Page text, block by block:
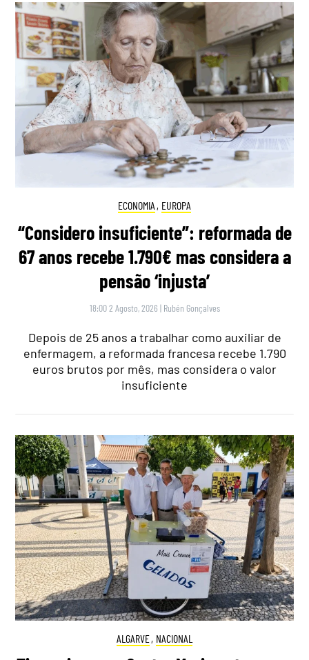
ECONOMIA , EUROPA
“Considero insuficiente”: reformada de
67 anos recebe 1.790€ mas considera a
pensão ‘injusta’
18:00 2 Agosto, 2026 | Rubén Gonçalves
Depois de 25 anos a trabalhar como auxiliar de
enfermagem, a reformada francesa recebe 1.790
euros brutos por mês, mas considera o valor
insuficiente
ALGARVE, NACIONAL